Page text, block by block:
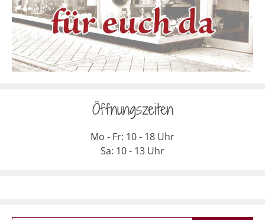
Öffnungszeiten
Mo - Fr: 10 - 18 Uhr
Sa: 10 - 13 Uhr
Deine E-Mail